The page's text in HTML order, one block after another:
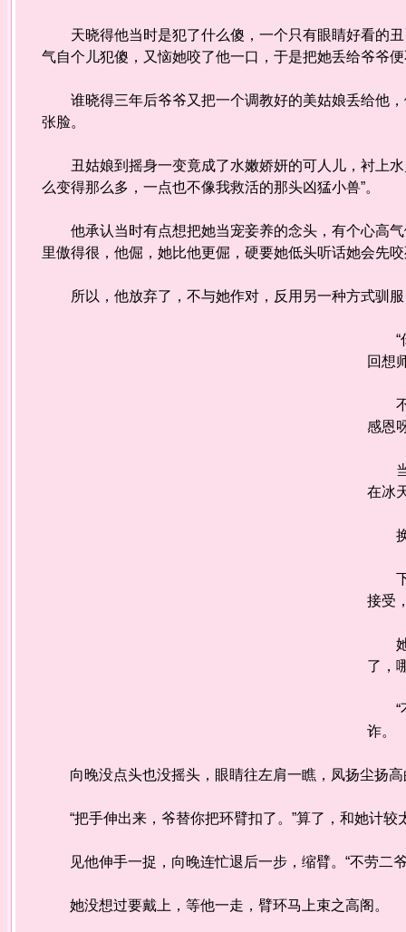
天晓得他当时是犯了什么傻，一个只有眼睛好看的丑
气自个儿犯傻，又恼她咬了他一口，于是把她丢给爷爷
谁晓得三年后爷爷又把一个调教好的美姑娘丢给他，
张脸。
丑姑娘到摇身一变竟成了水嫩娇妍的可人儿，衬上水
么变得那么多，一点也不像我救活的那头凶猛小兽”。
他承认当时有点想把她当宠妾养的念头，有个心高气
里傲得很，他倔，她比他更倔，硬要她低头听话她会先
所以，他放弃了，不与她作对，反用另一种方式驯服
“你
回想
不
感恩
当
在冰
换
下
接受
她
了，
“不
诈。
向晚没点头也没摇头，眼睛往左肩一瞧，凤扬尘扬高
“把手伸出来，爷替你把环臂扣了。”算了，和她计较
见他伸手一捉，向晚连忙退后一步，缩臂。“不劳二
她没想过要戴上，等他一走，臂环马上束之高阁。